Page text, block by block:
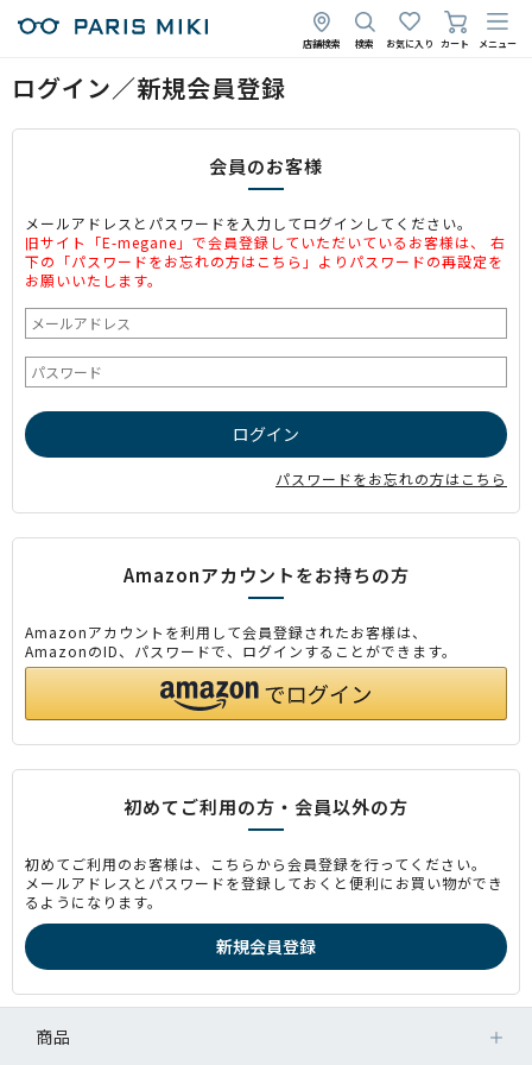
店舗検索 検索 お気に入り カート メニュー
ログイン／新規会員登録
会員のお客様
メールアドレスとパスワードを入力してログインしてください。
旧サイト「E-megane」で会員登録していただいているお客様は、 右
下の「パスワードをお忘れの方はこちら」よりパスワードの再設定を
お願いいたします。
パスワードをお忘れの方はこちら
Amazonアカウントをお持ちの方
Amazonアカウントを利用して会員登録されたお客様は、
AmazonのID、パスワードで、ログインすることができます。
初めてご利用の方・会員以外の方
初めてご利用のお客様は、こちらから会員登録を行ってください。
メールアドレスとパスワードを登録しておくと便利にお買い物ができ
るようになります。
商品